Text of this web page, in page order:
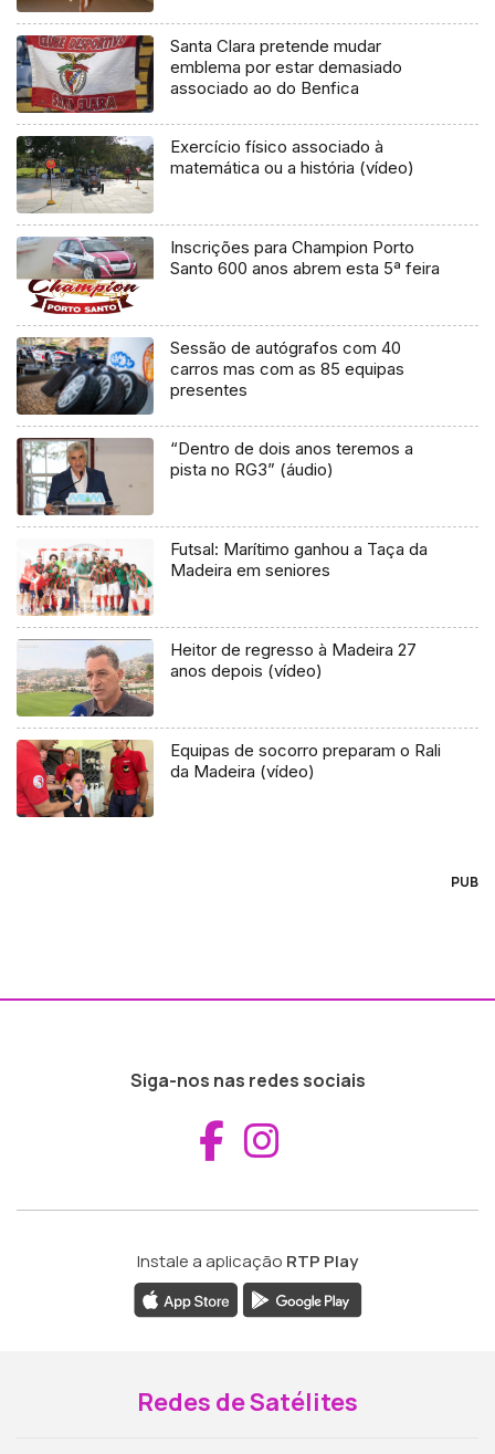
Santa Clara pretende mudar
emblema por estar demasiado
associado ao do Benfica
Exercício físico associado à
matemática ou a história (vídeo)
Inscrições para Champion Porto
Santo 600 anos abrem esta 5ª feira
Sessão de autógrafos com 40
carros mas com as 85 equipas
presentes
“Dentro de dois anos teremos a
pista no RG3” (áudio)
Futsal: Marítimo ganhou a Taça da
Madeira em seniores
Heitor de regresso à Madeira 27
anos depois (vídeo)
Equipas de socorro preparam o Rali
da Madeira (vídeo)
PUB
Siga-nos nas redes sociais
Aceder ao
Instale a aplicação RTP Play
Redes de Satélites